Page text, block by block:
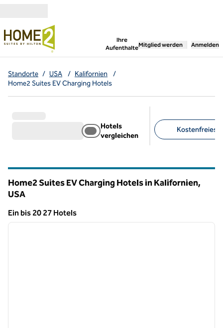
Ihre
Aufenthalte
,öffnet neue
Mitglied werden Anmelden
Standorte / USA / Kalifornien
/
Home2 Suites EV Charging Hotels
Hotels
vergleichen
Kostenfreies
Home2 Suites EV Charging Hotels in Kalifornien,
USA
Ein bis 20 27 Hotels
Ein 27 Hotel wird angezeigt
1 von 12